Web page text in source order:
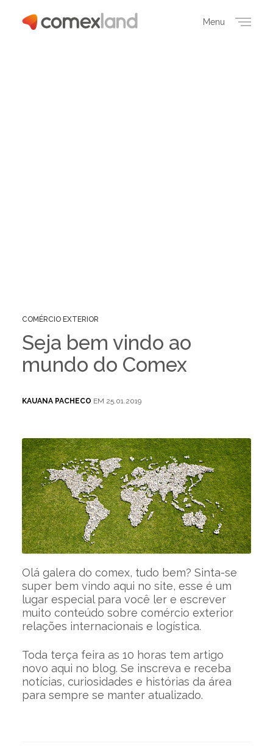
Menu
COMÉRCIO EXTERIOR
Seja bem vindo ao
mundo do Comex
KAUANA PACHECO EM 25.01.2019
Olá galera do comex, tudo bem? Sinta-se
super bem vindo aqui no site, esse é um
lugar especial para você ler e escrever
muito conteúdo sobre comércio exterior
relações internacionais e logística.
Toda terça feira as 10 horas tem artigo
novo aqui no blog. Se inscreva e receba
notícias, curiosidades e histórias da área
para sempre se manter atualizado.